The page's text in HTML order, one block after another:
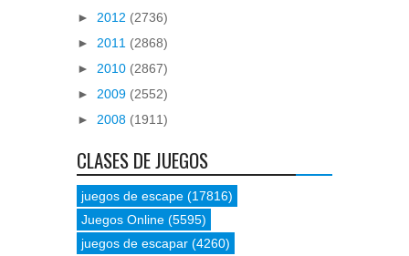
► 2012 (2736)
► 2011 (2868)
► 2010 (2867)
► 2009 (2552)
► 2008 (1911)
CLASES DE JUEGOS
juegos de escape (17816)
Juegos Online (5595)
juegos de escapar (4260)